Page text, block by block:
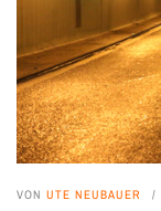
VON UTE NEUBAUER